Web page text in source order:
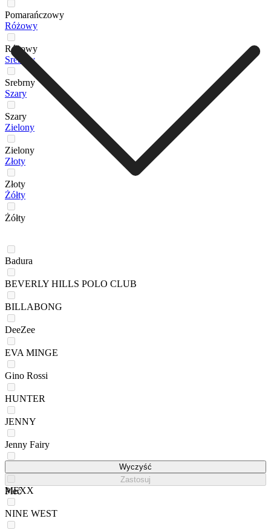
Pomarańczowy
Różowy
Różowy
Srebrny
Srebrny
Szary
Szary
Zielony
Zielony
Złoty
Złoty
Żółty
Żółty
Badura
BEVERLY HILLS POLO CLUB
BILLABONG
DeeZee
EVA MINGE
Gino Rossi
HUNTER
JENNY
Jenny Fairy
MEXX
NINE WEST
Wyczyść
Zastosuj
Płeć